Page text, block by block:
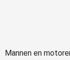
Mannen en